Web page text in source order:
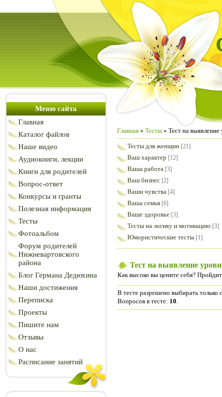
Меню сайта
Главная
Каталог файлов
Наше видео
Аудиокниги, лекции
Книги для родителей
Вопрос-ответ
Конкурсы и гранты
Полезная информация
Тесты
Фотоальбом
Форум родителей
Нижневартовского
района
Блог Германа Дедюхина
Наши достижения
Переписка
Проекты
Пишите нам
Отзывы
О нас
Расписание занятий
Главная » Тесты » Тест на
Тесты для женщин [21]
Ваш характер [12]
Ваша работа [3]
Ваш бизнес [2]
Ваши чувства [4]
Ваша семья [6]
Ваше здоровье [3]
Тесты на логику и мотивацию [3]
Юмористические тесты [1]
Тест на выявление
Как высоко вы цените себя?
В тесте разрешено выбирать только
Вопросов в тесте: 10